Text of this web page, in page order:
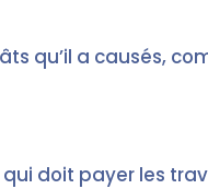
qu’il a causés,
doit payer les